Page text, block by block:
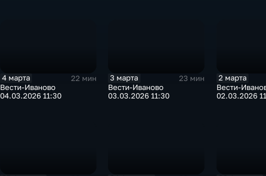
4 марта
22 мин
Вести-Иваново
04.03.2026 11:30
3 марта
23 мин
Вести-Иваново
03.03.2026 11:30
2 марта
Вести-
02.03.2026